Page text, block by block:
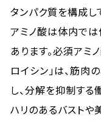
タンパク質を構成し
アミノ酸は体内で
あります。必須アミ
ロイシン」は、筋肉
し、分解を抑制する
ハリのあるバストや